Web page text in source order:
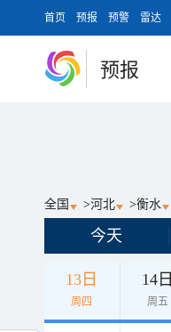
首页 预报 预警 雷达
预报
全国 >河北 >衡水
今天
13日
周四
14日
周五